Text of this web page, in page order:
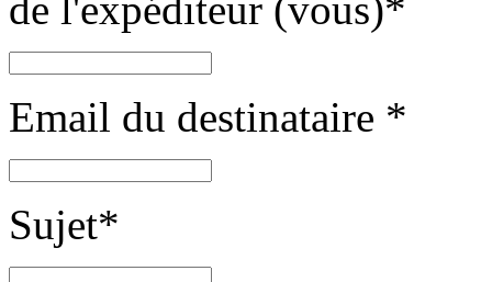
Email du destinataire *
Sujet*